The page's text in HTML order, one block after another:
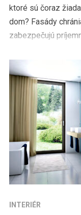
ktoré sú čoraz
dom? Fasády
zabezpečujú
INTERIÉR